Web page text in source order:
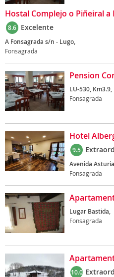
Hostal Complejo o Piñeiral a
8.6 Excelente
A Fonsagrada s/n - Lugo,
Fonsagrada
Pension
LU-530, Km3.9,
Fonsagrada
Hotel
9.5
Avenida
Fonsagrada
Lugar Bastida,
Fonsagrada
10.0